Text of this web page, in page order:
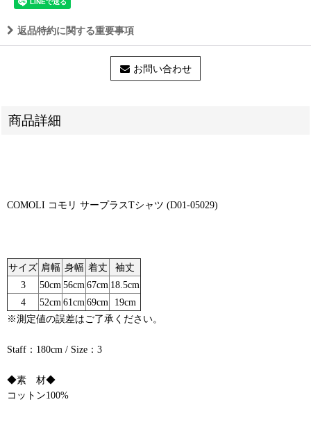
返品特約に関する重要事項
お問い合わせ
商品詳細
COMOLI コモリ サープラスTシャツ (D01-05029)
サイズ 肩幅 身幅 着丈
袖丈
3
50cm 56cm 67cm 18.5cm
4
52cm 61cm 69cm
19cm
※測定値の誤差はご了承ください。
Staff：180cm / Size：3
◆素 材◆
コットン100%